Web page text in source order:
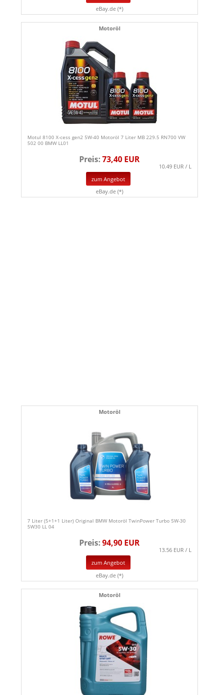
eBay.de (*)
Motoröl
Motul 8100 X-cess gen2 5W-40 Motoröl 7 Liter MB 229.5 RN700 VW
502 00 BMW LL01
Preis:73,40 EUR
10.49 EUR / L
zum Angebot
eBay.de (*)
Motoröl
7 Liter (5+1+1 Liter) Original BMW Motoröl TwinPower Turbo 5W-30
5W30 LL 04
Preis:94,90 EUR
13.56 EUR / L
zum Angebot
eBay.de (*)
Motoröl